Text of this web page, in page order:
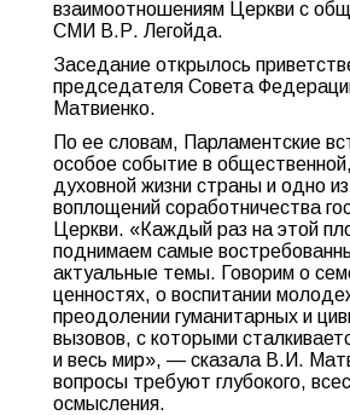
взаимоотношениям Церкви с
СМИ В.Р. Легойда.
Заседание открылось
председателя Совета
Матвиенко.
По ее словам, Парламентские
особое событие в
духовной жизни страны и одно
воплощений соработничества
Церкви. «Каждый раз на этой
поднимаем самые
актуальные темы. Говорим о
ценностях, о воспитании
преодолении гуманитарных и
вызовов, с которыми
и весь мир», — сказала В.И.
вопросы требуют глубокого,
осмысления.